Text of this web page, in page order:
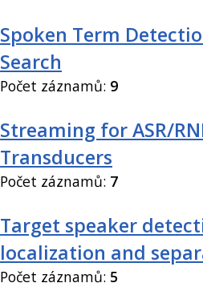
Spoken Term
Search
Počet záznamů: 9
Streaming for ASR/
Transducers
Počet záznamů: 7
Target speaker
localization and
Počet záznamů: 5